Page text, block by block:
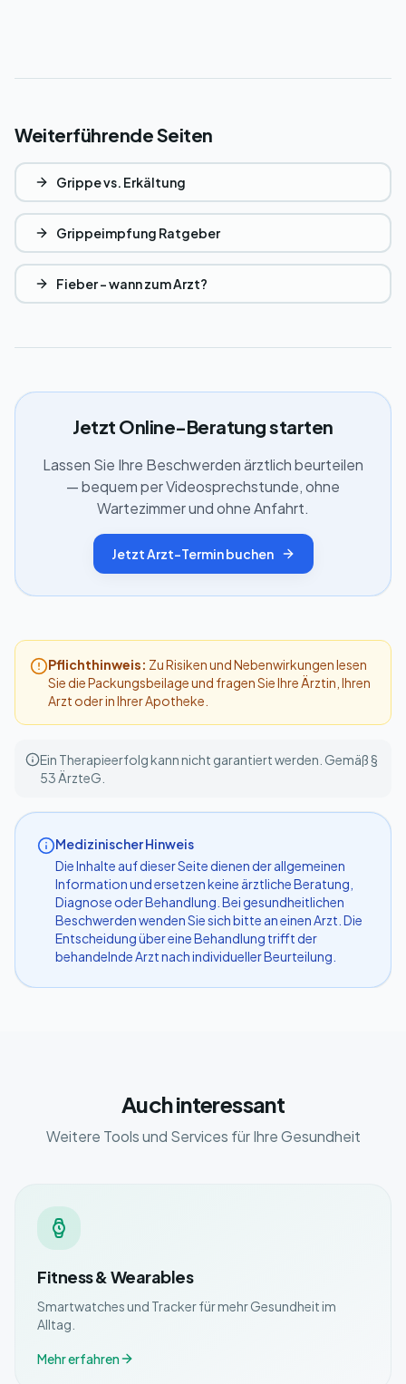
Weiterführende Seiten
Grippe vs. Erkältung
Grippeimpfung Ratgeber
Fieber – wann zum Arzt?
Jetzt Online-Beratung starten
Lassen Sie Ihre Beschwerden ärztlich beurteilen
— bequem per Videosprechstunde, ohne
Wartezimmer und ohne Anfahrt.
Jetzt Arzt-Termin buchen
Pflichthinweis: Zu Risiken und Nebenwirkungen lesen
Sie die Packungsbeilage und fragen Sie Ihre Ärztin, Ihren
Arzt oder in Ihrer Apotheke.
Ein Therapieerfolg kann nicht garantiert werden. Gemäß §
53 ÄrzteG.
Medizinischer Hinweis
Die Inhalte auf dieser Seite dienen der allgemeinen
Information und ersetzen keine ärztliche Beratung,
Diagnose oder Behandlung. Bei gesundheitlichen
Beschwerden wenden Sie sich bitte an einen Arzt. Die
Entscheidung über eine Behandlung trifft der
behandelnde Arzt nach individueller Beurteilung.
Auch interessant
Weitere Tools und Services für Ihre Gesundheit
Fitness & Wearables
Smartwatches und Tracker für mehr Gesundheit im
Alltag.
Mehr erfahren